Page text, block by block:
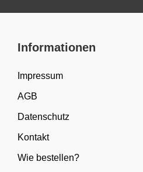
Informationen
Impressum
AGB
Datenschutz
Kontakt
Wie bestellen?